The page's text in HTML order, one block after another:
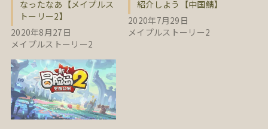
なったなあ【メイプルス
トーリー2】
2020年8月27日
メイプルストーリー2
紹介しよう【中国鯖】
2020年7月29日
メイプルストーリー2